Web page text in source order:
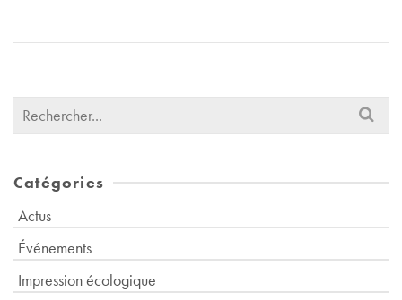
Search
Catégories
Actus
Événements
Impression écologique